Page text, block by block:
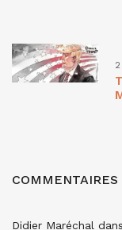
COMMENTAIRES
Didier Maréchal dans